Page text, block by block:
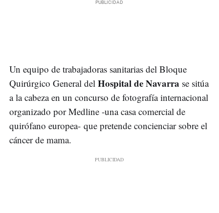
Un equipo de trabajadoras sanitarias del Bloque
Quirúrgico General del Hospital de Navarra se sitúa
a la cabeza en un concurso de fotografía internacional
organizado por Medline -una casa comercial de
quirófano europea- que pretende concienciar sobre el
cáncer de mama.